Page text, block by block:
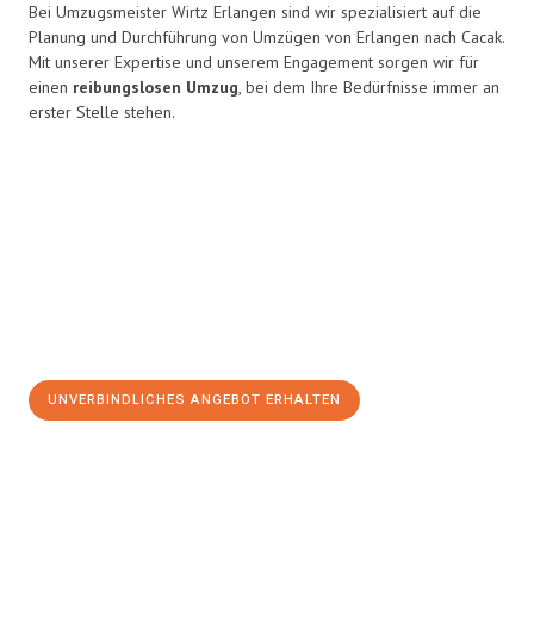
Bei Umzugsmeister Wirtz Erlangen sind wir spezialisiert auf die
Planung und Durchführung von Umzügen von Erlangen nach Cacak.
Mit unserer Expertise und unserem Engagement sorgen wir für
einen reibungslosen Umzug, bei dem Ihre Bedürfnisse immer an
erster Stelle stehen.
UNVERBINDLICHES ANGEBOT ERHALTEN